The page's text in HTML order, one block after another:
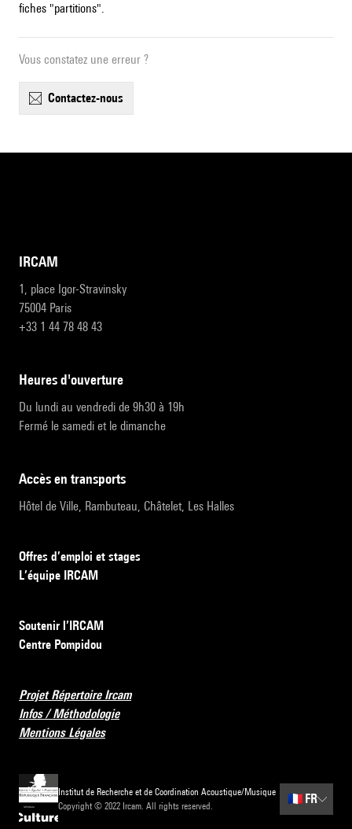
fiches "partitions".
Vous constatez une erreur ?
contactez-nous
IRCAM
1, place Igor-Stravinsky
75004 Paris
+33 1 44 78 48 43
heures d'ouverture
Du lundi au vendredi de 9h30 à 19h
Fermé le samedi et le dimanche
accès en transports
Hôtel de Ville, Rambuteau, Châtelet, Les Halles
Offres d’emploi et stages
L’équipe IRCAM
Soutenir l’IRCAM
Centre Pompidou
Projet Répertoire Ircam
Infos / Méthodologie
Mentions Légales
Institut de Recherche et de Coordination Acoustique/Musique
Copyright © 2022 Ircam. All rights reserved.
🇫🇷 FR